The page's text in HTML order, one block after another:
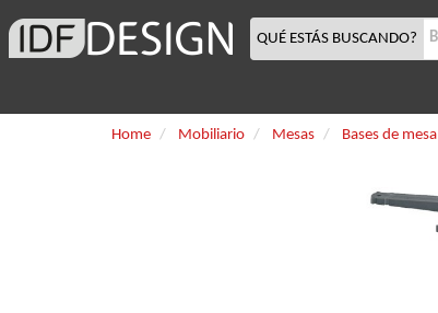
QUÉ ESTÁS BUSCANDO?
Home Mobiliario Mesas Bases de mesa